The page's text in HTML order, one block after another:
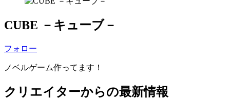
CUBE －キューブ－
フォロー
ノベルゲーム作ってます！
クリエイターからの最新情報